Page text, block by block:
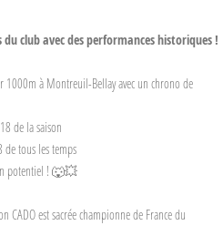
club avec des performances historiques !
1000m à Montreuil-Bellay avec un chrono de
de la saison
tous les temps
potentiel ! 🐺💥
CADO est sacrée championne de France du